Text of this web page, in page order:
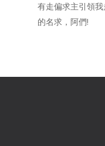
有走偏求主引領
的名求，阿們!